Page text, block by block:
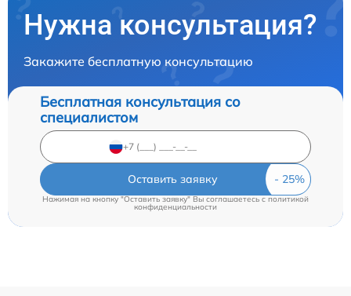
Нужна консультация?
Закажите бесплатную консультацию
Бесплатная консультация со
специалистом
Оставить заявку
Нажимая на кнопку "Оставить заявку" Вы соглашаетесь cполитикой
конфиденциальности